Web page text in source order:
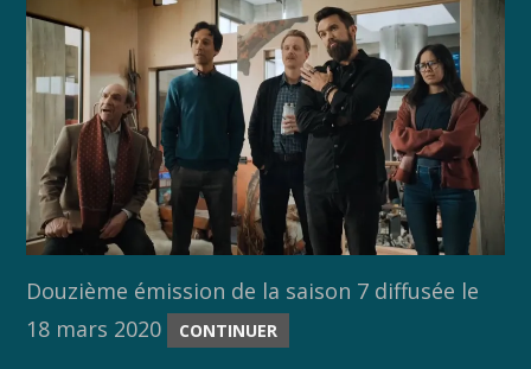
Douzième émission de la saison 7 diffusée le
18 mars 2020
CONTINUER